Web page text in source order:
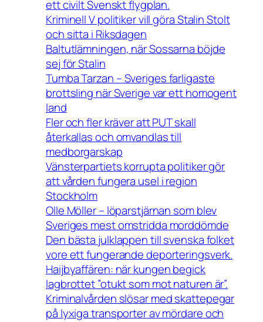
ett civilt Svenskt flygplan.
Kriminell V politiker vill göra Stalin Stolt
och sitta i Riksdagen
Baltutlämningen, när Sossarna böjde
sej för Stalin
Tumba Tarzan – Sveriges farligaste
brottsling när Sverige var ett homogent
land
Fler och fler kräver att PUT skall
återkallas och omvandlas till
medborgarskap
Vänsterpartiets korrupta politiker gör
att vården fungera usel i region
Stockholm
Olle Möller – löparstjärnan som blev
Sveriges mest omstridda morddömde
Den bästa julklappen till svenska folket
vore ett fungerande deporteringsverk.
Haijbyaffären: när kungen begick
lagbrottet ”otukt som mot naturen är”.
Kriminalvården slösar med skattepegar
på lyxiga transporter av mördare och